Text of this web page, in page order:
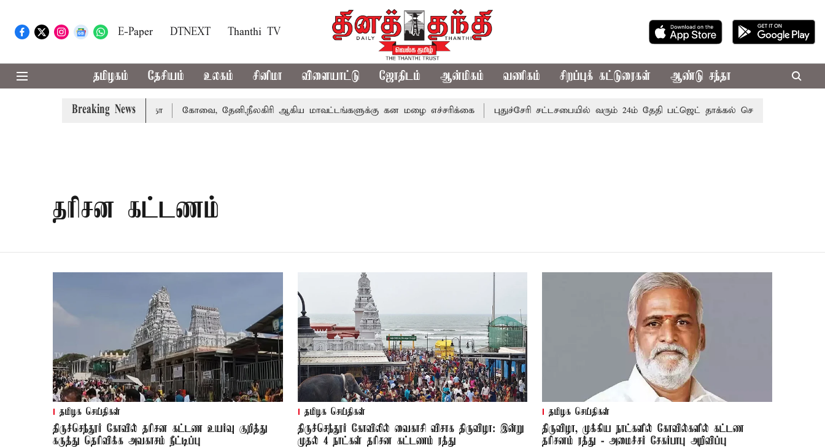
E-Paper DTNEXT Thanthi TV
தமிழகம் தேசியம் உலகம் சினிமா விளையாட்டு ஜோதிடம் ஆன்மிகம் வணிகம் சிறப்புக் கட்டுரைகள் ஆண்டு சந்தா
Breaking News
வழக்கை வாபஸ் பெற்றார் சங்கீதா கோவை, தேனி,நீலகிரி ஆகிய மாவட்டங்களுக்கு கன மழை எச்சரிக்கை புதுச்சேரி சட்டசபையில் வரும் 24ம் தேதி பட்ஜெட் தாக்கல் செய்கிறார் முதல்-
தரிசன கட்டணம்
தமிழக செய்திகள்
திருச்செந்தூர் கோவில் தரிசன கட்டண உயர்வு குறித்து
கருத்து தெரிவிக்க அவகாசம் நீட்டிப்பு
தமிழக செய்திகள்
திருச்செந்தூர் கோவிலில் வைகாசி விசாக திருவிழா: இன்று
முதல் 4 நாட்கள் தரிசன கட்டணம் ரத்து
தமிழக செய்திகள்
திருவிழா, முக்கிய நாட்களில் கோவில்களில் கட்டண
தரிசனம் ரத்து - அமைச்சர் சேகர்பாபு அறிவிப்பு